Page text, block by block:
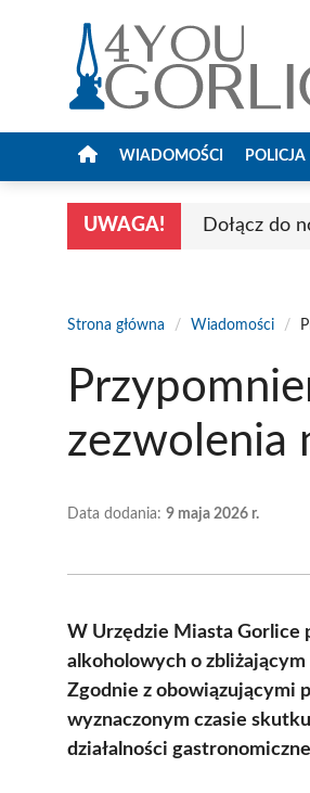
WIADOMOŚCI POLICJA
UWAGA! Dołącz do
Strona główna / Wiadomości /
zezwolenia
Data dodania: 9 maja 2026 r.
W Urzędzie Miasta Gorlice
alkoholowych o
Zgodnie z obowiązującymi
wyznaczonym czasie
działalności